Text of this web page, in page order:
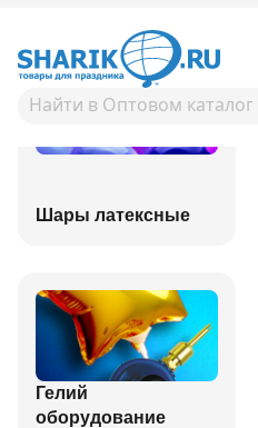
Шары латексные
Гелий
оборудование